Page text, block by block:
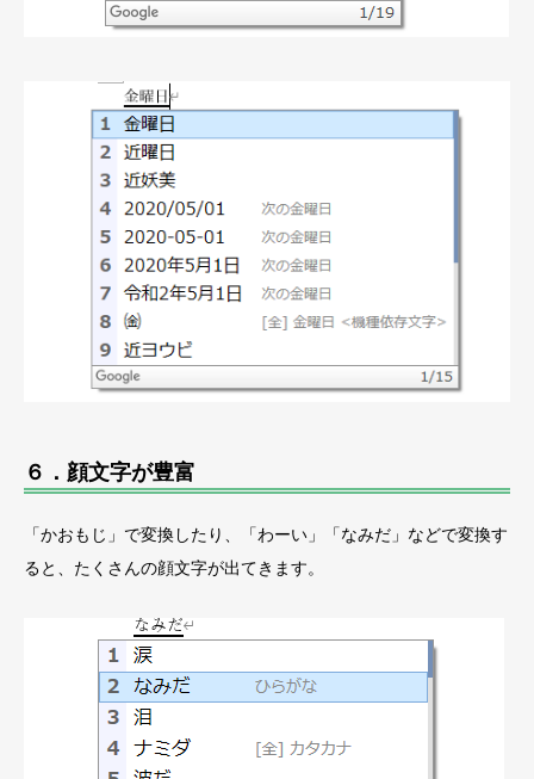
６．顔文字が豊富
「かおもじ」で変換したり、「わーい」「なみだ」などで変換す
ると、たくさんの顔文字が出てきます。